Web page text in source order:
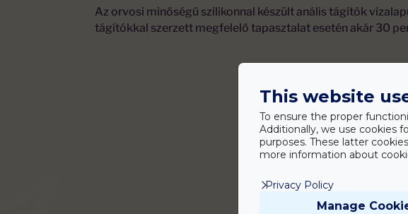
Az orvosi minőségű szilikonnal készült anális tágítók
tágítókkal szerzett megfelelő tapasztalat esetén akár 30
This website
To ensure the proper
Additionally, we use cookies
purposes. These latter
more information about
Privacy Policy
Manage